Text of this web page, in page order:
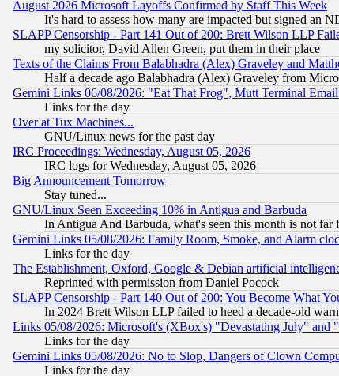
August 2026 Microsoft Layoffs Confirmed by Staff This Week
It's hard to assess how many are impacted but signed an
SLAPP Censorship - Part 141 Out of 200: Brett Wilson LLP
my solicitor, David Allen Green, put them in their place
Texts of the Claims From Balabhadra (Alex) Graveley and
Half a decade ago Balabhadra (Alex) Graveley from
Gemini Links 06/08/2026: "Eat That Frog", Mutt Terminal
Links for the day
Over at Tux Machines...
GNU/Linux news for the past day
IRC Proceedings: Wednesday, August 05, 2026
IRC logs for Wednesday, August 05, 2026
Big Announcement Tomorrow
Stay tuned...
GNU/Linux Seen Exceeding 10% in Antigua and Barbuda
In Antigua And Barbuda, what's seen this month is not far
Gemini Links 05/08/2026: Family Room, Smoke, and Alarm
Links for the day
The Establishment, Oxford, Google & Debian artificial
Reprinted with permission from Daniel Pocock
SLAPP Censorship - Part 140 Out of 200: You Become What
In 2024 Brett Wilson LLP failed to heed a decade-old
Links 05/08/2026: Microsoft's (XBox's) "Devastating July" and
Links for the day
Gemini Links 05/08/2026: No to Slop, Dangers of Clown
Links for the day